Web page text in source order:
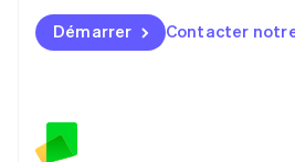
Démarrer Contacter
Malte
English
Mexique
English
Nouvelle-Zélande